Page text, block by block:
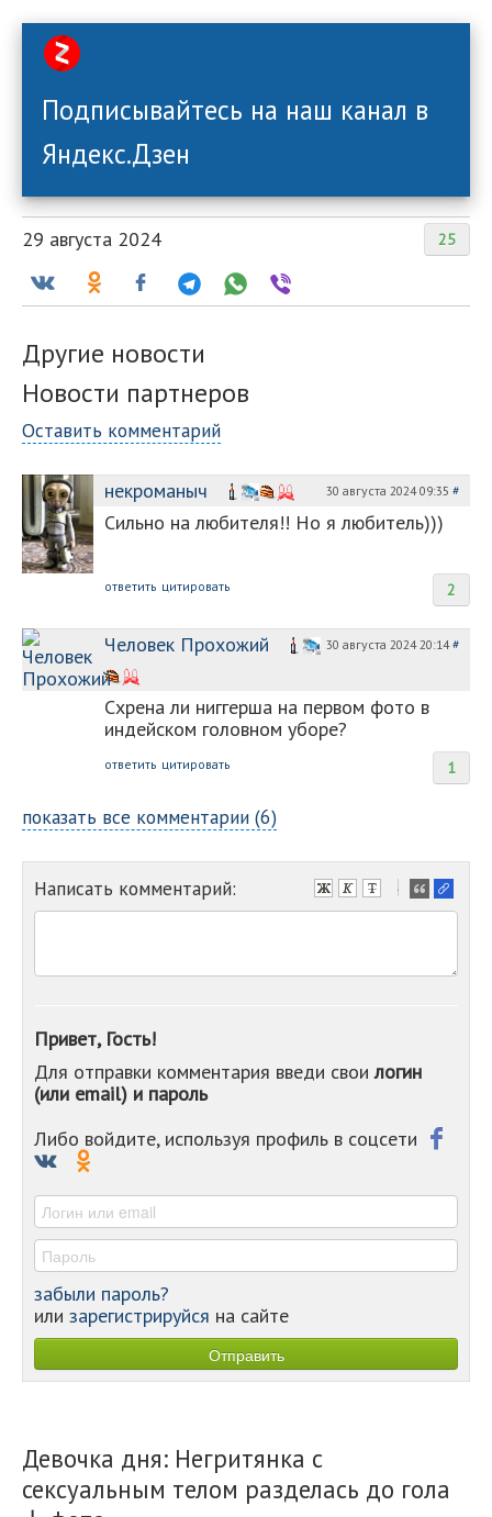
Подписывайтесь на наш канал в
Яндекс.Дзен
25
29 августа 2024
Другие новости
Новости партнеров
Оставить комментарий
некроманыч 30 августа 2024 09:35 #
Сильно на любителя!! Но я любитель)))
2
ответить цитировать
Человек Прохожий 30 августа 2024 20:14#
Схрена ли ниггерша на первом фото в
индейском головном уборе?
1
ответить цитировать
показать все комментарии (6)
Написать комментарий:
-
-
-
-
-
Привет, Гость!
Для отправки комментария введи своилогин
(или email) и пароль
Либо войдите, используя профиль в соцсети
забыли пароль?
или зарегистрируйся на сайте
Девочка дня: Негритянка с
сексуальным телом разделась до гола